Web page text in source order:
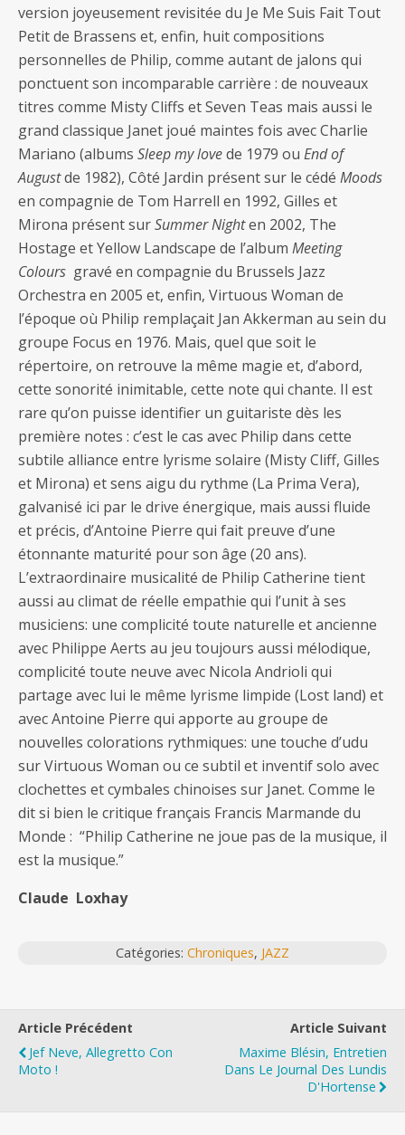
version joyeusement revisitée du Je Me Suis Fait Tout
Petit de Brassens et, enfin, huit compositions
personnelles de Philip, comme autant de jalons qui
ponctuent son incomparable carrière : de nouveaux
titres comme Misty Cliffs et Seven Teas mais aussi le
grand classique Janet joué maintes fois avec Charlie
Mariano (albums Sleep my lovede 1979 ou End of
Augustde 1982), Côté Jardin présent sur le cédé Moods
en compagnie de Tom Harrell en 1992, Gilles et
Mirona présent surSummer Nighten 2002, The
Hostage et Yellow Landscape de l’album Meeting
Colours gravé en compagnie du Brussels Jazz
Orchestra en 2005 et, enfin, Virtuous Woman de
l’époque où Philip remplaçait Jan Akkerman au sein du
groupe Focus en 1976. Mais, quel que soit le
répertoire, on retrouve la même magie et, d’abord,
cette sonorité inimitable, cette note qui chante. Il est
rare qu’on puisse identifier un guitariste dès les
première notes : c’est le cas avec Philip dans cette
subtile alliance entre lyrisme solaire (Misty Cliff, Gilles
et Mirona) et sens aigu du rythme (La Prima Vera),
galvanisé ici par le drive énergique, mais aussi fluide
et précis, d’Antoine Pierre qui fait preuve d’une
étonnante maturité pour son âge (20 ans).
L’extraordinaire musicalité de Philip Catherine tient
aussi au climat de réelle empathie qui l’unit à ses
musiciens: une complicité toute naturelle et ancienne
avec Philippe Aerts au jeu toujours aussi mélodique,
complicité toute neuve avec Nicola Andrioli qui
partage avec lui le même lyrisme limpide (Lost land) et
avec Antoine Pierre qui apporte au groupe de
nouvelles colorations rythmiques: une touche d’udu
sur Virtuous Woman ou ce subtil et inventif solo avec
clochettes et cymbales chinoises sur Janet. Comme le
dit si bien le critique français Francis Marmande du
Monde : “Philip Catherine ne joue pas de la musique, il
est la musique.”
Claude Loxhay
Catégories: Chroniques, JAZZ
Article Précédent
Jef Neve, Allegretto Con
Moto !
Article Suivant
Maxime Blésin, Entretien
Dans Le Journal Des Lundis
D'Hortense